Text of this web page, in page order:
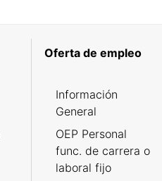
Oferta de empleo
Información
General
OEP Personal
func. de carrera o
laboral fijo